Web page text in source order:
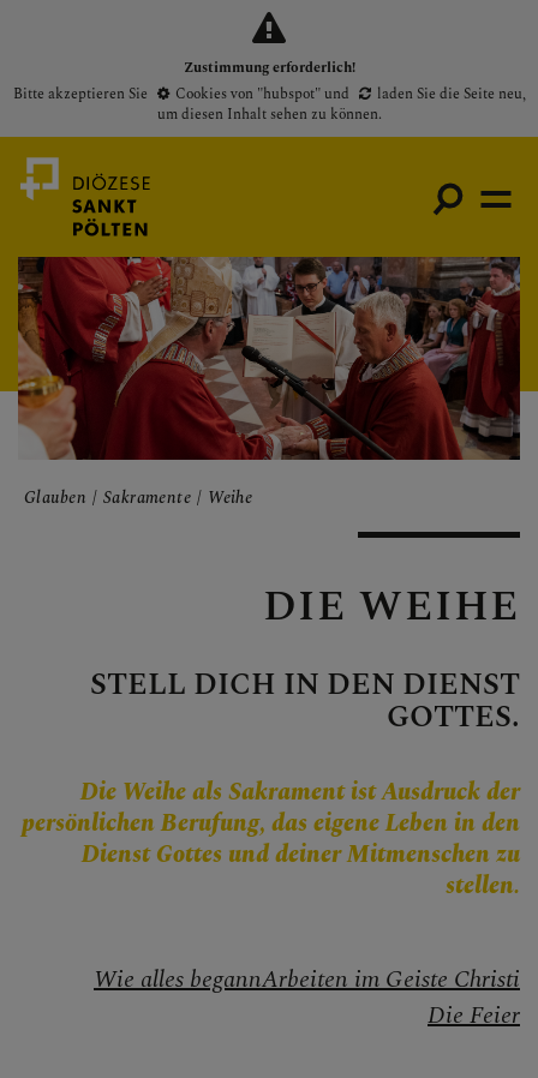
Zustimmung erforderlich!
Bitte akzeptieren Sie
Cookies von "hubspot"und laden Sie die Seite neu,
um diesen Inhalt sehen zu können.
Medienportal
Bischof
Gottesdienste
Pfarren
Presse
Pfarrservice
FRAGEN
GLAUBEN
Glaubensinhalte
Glauben Sakramente Weihe
DIE WEIHE
STELL DICH IN DEN DIENST
GOTTES.
Die Weihe als Sakrament ist Ausdruck der
persönlichen Berufung, das eigene Leben in den
Dienst Gottes und deiner Mitmenschen zu
stellen.
Wie alles begannArbeiten im Geiste Christi
Die Feier